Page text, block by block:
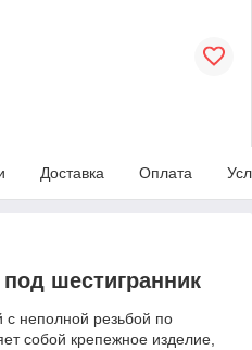
Доставка Оплата
шестигранник
с неполной резьбой по
собой крепежное изделие,